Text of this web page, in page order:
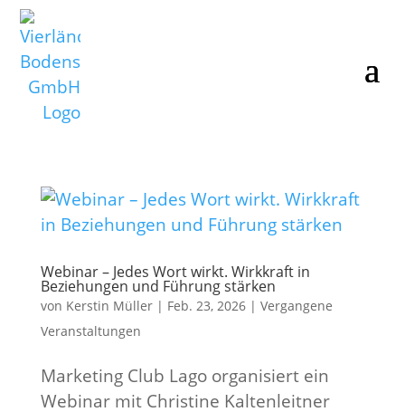
Webinar – Jedes Wort wirkt. Wirkkraft in
Beziehungen und Führung stärken
von Kerstin Müller| Feb. 23, 2026| Vergangene
Veranstaltungen
Marketing Club Lago organisiert ein
Webinar mit Christine Kaltenleitner